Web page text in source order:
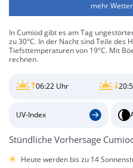
mehr
In Cumiod gibt es am Tag
zu 30°C. In der Nacht sind Teile des
Tiefsttemperaturen von 19°C. Mit
rechnen.
06:22 Uhr
UV-Index
Stündliche Vorhersage
Heute werden bis zu 14